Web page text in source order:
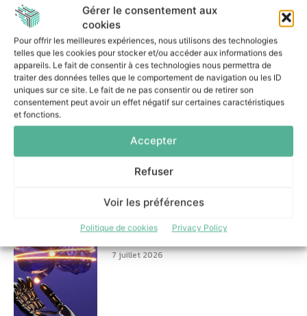
Gérer le consentement aux
cookies
Pour offrir les meilleures expériences, nous utilisons des technologies
telles que les cookies pour stocker et/ou accéder aux informations des
appareils. Le fait de consentir à ces technologies nous permettra de
traiter des données telles que le comportement de navigation ou les ID
uniques sur ce site. Le fait de ne pas consentir ou de retirer son
consentement peut avoir un effet négatif sur certaines caractéristiques
et fonctions.
Accepter
Refuser
Voir les préférences
Politique de cookies Privacy Policy
Dans la même catégorie
Le Mode IA de Google, ou le
Shadow AI qui n’a plus besoin
de l’ombre
agentique : les trois décisions
7 juillet 2026